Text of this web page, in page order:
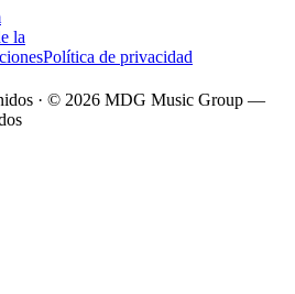
la
Política de privacidad
· © 2026 MDG Music Group —